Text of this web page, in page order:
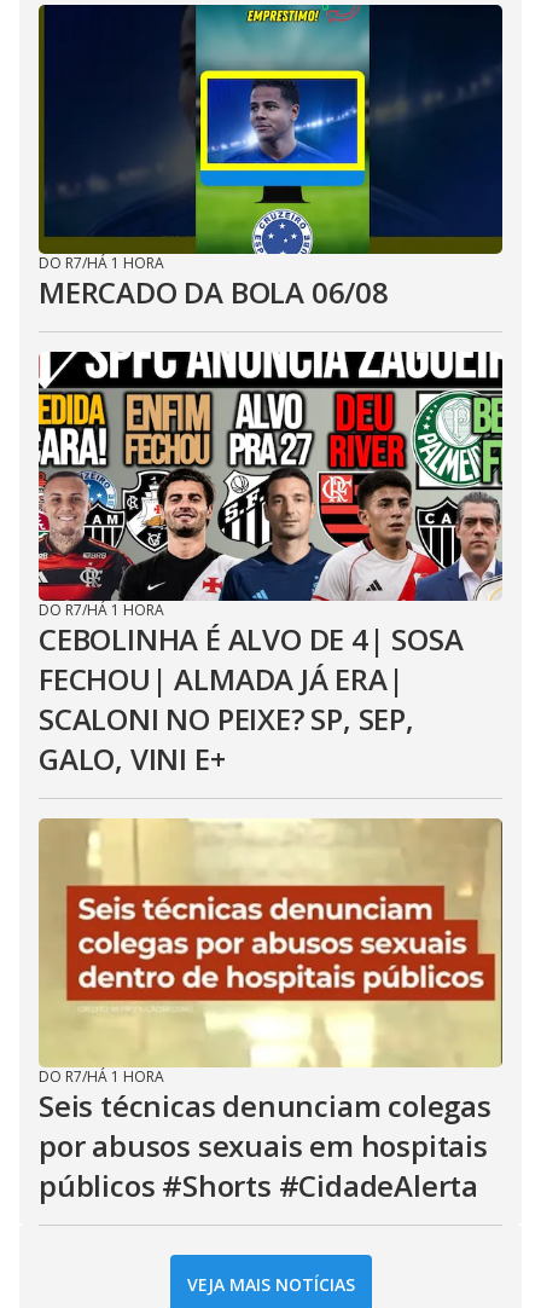
DO R7/HÁ 1 HORA
MERCADO DA BOLA 06/08
DO R7/HÁ 1 HORA
CEBOLINHA É ALVO DE 4| SOSA
FECHOU| ALMADA JÁ ERA|
SCALONI NO PEIXE? SP, SEP,
GALO, VINI E+
DO R7/HÁ 1 HORA
Seis técnicas denunciam colegas
por abusos sexuais em hospitais
públicos #Shorts #CidadeAlerta
VEJA MAIS NOTÍCIAS